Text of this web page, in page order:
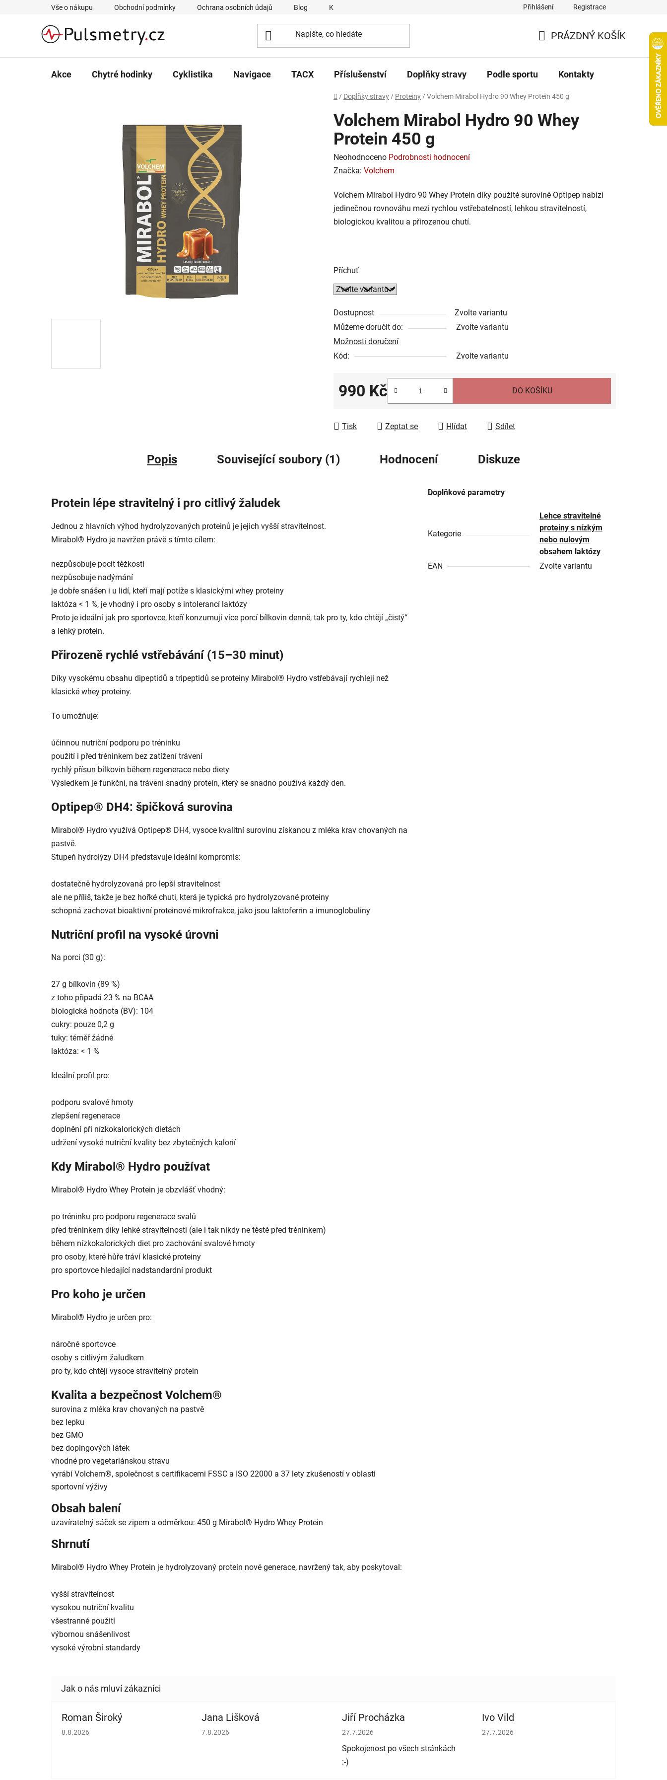
Vše o nákupu Obchodní podmínky Ochrana osobních údajů Blog Kontakty Přihlášení Registrace
KOŠÍK
PRÁZDNÝ KOŠÍK
Akce Chytré hodinky Cyklistika Navigace TACX Příslušenství Doplňky stravy Podle sportu Kontakty
Domů
/ Doplňky stravy / Proteiny / Volchem Mirabol Hydro 90 Whey Protein 450 g
Volchem Mirabol Hydro 90 Whey
Protein 450 g
Průměrné
hodnocení
je
0,0
z
Neohodnoceno Podrobnosti hodnocení
Značka: Volchem
Volchem Mirabol Hydro 90 Whey Protein díky použité surovině Optipep nabízí
jedinečnou rovnováhu mezi rychlou vstřebatelností, lehkou stravitelností,
biologickou kvalitou a přirozenou chutí.
Příchuť
Dostupnost
Zvolte variantu
Můžeme doručit do:
Zvolte variantu
Možnosti doručení
Kód:
Zvolte variantu
990 Kč DO KOŠÍKU
Tisk Zeptat se Hlídat Sdílet
Popis Související soubory (1) Hodnocení Diskuze
Protein lépe stravitelný i pro citlivý žaludek
Jednou z hlavních výhod hydrolyzovaných proteinů je jejich vyšší stravitelnost.
Mirabol® Hydro je navržen právě s tímto cílem:
nezpůsobuje pocit těžkosti
nezpůsobuje nadýmání
je dobře snášen i u lidí, kteří mají potíže s klasickými whey proteiny
laktóza < 1 %, je vhodný i pro osoby s intolerancí laktózy
Proto je ideální jak pro sportovce, kteří konzumují více porcí bílkovin denně, tak pro ty, kdo chtějí „čistý“
a lehký protein.
Přirozeně rychlé vstřebávání (15–30 minut)
Díky vysokému obsahu dipeptidů a tripeptidů se proteiny Mirabol® Hydro vstřebávají rychleji než
klasické whey proteiny.
To umožňuje:
účinnou nutriční podporu po tréninku
použití i před tréninkem bez zatížení trávení
rychlý přísun bílkovin během regenerace nebo diety
Výsledkem je funkční, na trávení snadný protein, který se snadno používá každý den.
Optipep® DH4: špičková surovina
Mirabol® Hydro využívá Optipep® DH4, vysoce kvalitní surovinu získanou z mléka krav chovaných na
pastvě.
Stupeň hydrolýzy DH4 představuje ideální kompromis:
dostatečně hydrolyzovaná pro lepší stravitelnost
ale ne příliš, takže je bez hořké chuti, která je typická pro hydrolyzované proteiny
schopná zachovat bioaktivní proteinové mikrofrakce, jako jsou laktoferrin a imunoglobuliny
Nutriční profil na vysoké úrovni
Na porci (30 g):
27 g bílkovin (89 %)
z toho připadá 23 % na BCAA
biologická hodnota (BV): 104
cukry: pouze 0,2 g
tuky: téměř žádné
laktóza: < 1 %
Ideální profil pro:
podporu svalové hmoty
zlepšení regenerace
doplnění při nízkokalorických dietách
udržení vysoké nutriční kvality bez zbytečných kalorií
Kdy Mirabol® Hydro používat
Mirabol® Hydro Whey Protein je obzvlášť vhodný:
po tréninku pro podporu regenerace svalů
před tréninkem díky lehké stravitelnosti (ale i tak nikdy ne těstě před tréninkem)
během nízkokalorických diet pro zachování svalové hmoty
pro osoby, které hůře tráví klasické proteiny
pro sportovce hledající nadstandardní produkt
Pro koho je určen
Mirabol® Hydro je určen pro:
náročné sportovce
osoby s citlivým žaludkem
pro ty, kdo chtějí vysoce stravitelný protein
Kvalita a bezpečnost Volchem®
surovina z mléka krav chovaných na pastvě
bez lepku
bez GMO
bez dopingových látek
vhodné pro vegetariánskou stravu
vyrábí Volchem®, společnost s certifikacemi FSSC a ISO 22000 a 37 lety zkušeností v oblasti
sportovní výživy
Obsah balení
uzavíratelný sáček se zipem a odměrkou: 450 g Mirabol® Hydro Whey Protein
Shrnutí
Mirabol® Hydro Whey Protein je hydrolyzovaný protein nové generace, navržený tak, aby poskytoval:
vyšší stravitelnost
vysokou nutriční kvalitu
všestranné použití
výbornou snášenlivost
vysoké výrobní standardy
Doplňkové parametry
Kategorie
Lehce stravitelné
proteiny s nízkým
nebo nulovým
obsahem laktózy
EAN
Zvolte variantu
Roman Široký
Hodnocení obchodu je 5 z 5 hvězdiček.
8.8.2026
Jana Lišková
Hodnocení obchodu je 5 z 5 hvězdiček.
7.8.2026
Jiří Procházka
Hodnocení obchodu je 5 z 5 hvězdiček.
27.7.2026
Spokojenost po všech stránkách
:-)
Ivo Vild
Hodnocení obchodu je 5 z 5 hvězdiček.
27.7.2026